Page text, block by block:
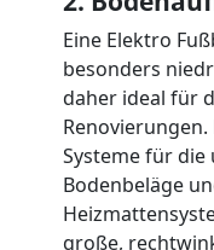
Eine Elektro
besonders
daher ideal für
Systeme für
Bodenbeläge
große,